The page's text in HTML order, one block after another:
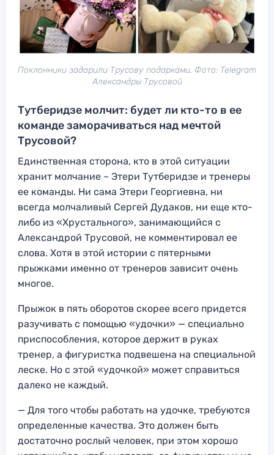
Поклонники задарили Трусову подарками. Фото: Telegram
Александры Трусовой
Тутберидзе молчит: будет ли кто-то в ее
команде заморачиваться над мечтой
Трусовой?
Единственная сторона, кто в этой ситуации
хранит молчание – Этери Тутберидзе и тренеры
ее команды. Ни сама Этери Георгиевна, ни
всегда молчаливый Сергей Дудаков, ни еще кто-
либо из «Хрустального», занимающийся с
Александрой Трусовой, не комментировал ее
слова. Хотя в этой истории с пятерными
прыжками именно от тренеров зависит очень
многое.
Прыжок в пять оборотов скорее всего придется
разучивать с помощью «удочки» — специально
приспособления, которое держит в руках
тренер, а фигуристка подвешена на специальной
леске. Но с этой «удочкой» может справиться
далеко не каждый.
— Для того чтобы работать на удочке, требуются
определенные качества. Это должен быть
достаточно рослый человек, при этом хорошо